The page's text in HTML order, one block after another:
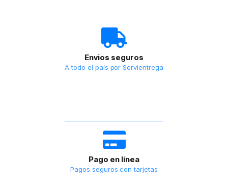
Envios seguros
A todo el país por Servientrega
Pago en línea
Pagos seguros con tarjetas